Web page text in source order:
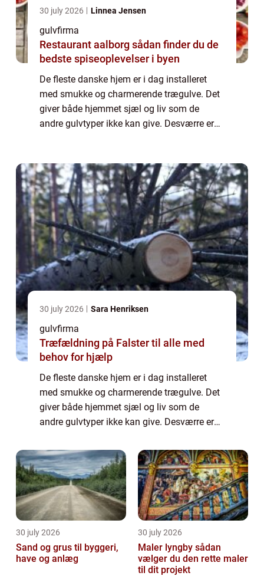
30 july 2026 Linnea Jensen
gulvfirma
Restaurant aalborg sådan finder du de
bedste spiseoplevelser i byen
De fleste danske hjem er i dag installeret
med smukke og charmerende trægulve. Det
giver både hjemmet sjæl og liv som de
andre gulvtyper ikke kan give. Desværre er
30 july 2026 Sara Henriksen
gulvfirma
Træfældning på Falster til alle med
behov for hjælp
De fleste danske hjem er i dag installeret
med smukke og charmerende trægulve. Det
giver både hjemmet sjæl og liv som de
andre gulvtyper ikke kan give. Desværre er
evigt. D...
30 july 2026
Sand og grus til byggeri,
have og anlæg
30 july 2026
Maler lyngby sådan
vælger du den rette maler
til dit projekt